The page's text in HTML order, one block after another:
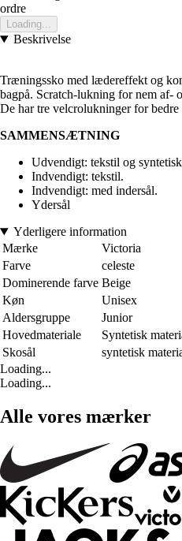
ordre
Loading...
Beskrivelse
Træningssko med lædereffekt og
bagpå. Scratch-lukning for nem af-
De har tre velcrolukninger for bedre
SAMMENSÆTNING
Udvendigt: tekstil og
Indvendigt: tekstil.
Indvendigt: med indersål.
Ydersål
Yderligere information
Mærke
Victoria
Farve
celeste
Dominerende farve Beige
Køn
Unisex
Aldersgruppe
Junior
Hovedmateriale
Syntetisk
Skosål
syntetisk
Loading...
Loading...
Alle vores mærker